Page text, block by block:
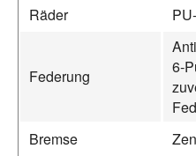
Räder
Federung
Bremse